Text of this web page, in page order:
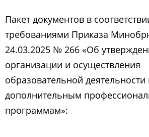
Пакет документов в
требованиями Приказа
24.03.2025 № 266 «Об
организации и осуществления
образовательной деятельности
дополнительным
программам»: